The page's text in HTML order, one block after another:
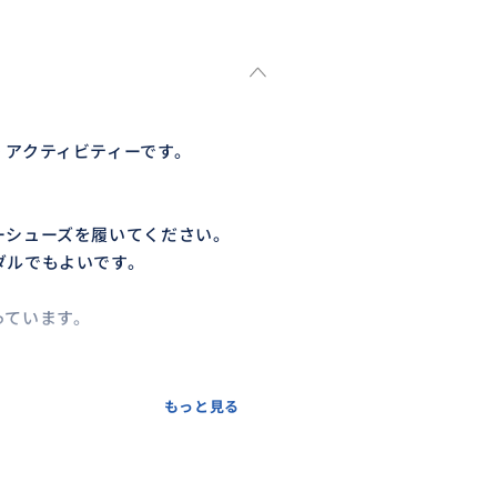
クティビティーです。
ューズを履いてください。
でもよいです。
います。
もっと見る